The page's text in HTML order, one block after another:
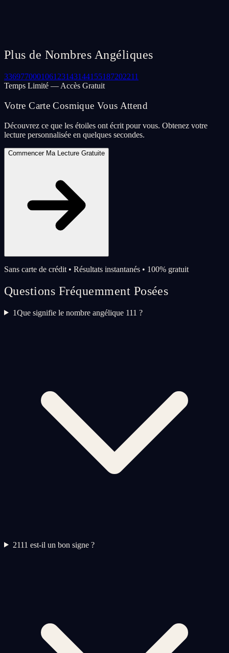
Plus de Nombres Angéliques
336977000106123143144155187202211
Temps Limité — Accès Gratuit
Votre Carte Cosmique Vous Attend
Découvrez ce que les étoiles ont écrit pour vous. Obtenez votre
lecture personnalisée en quelques secondes.
Commencer Ma Lecture Gratuite
Sans carte de crédit • Résultats instantanés • 100% gratuit
Questions Fréquemment Posées
1Que signifie le nombre angélique 111 ?
2111 est-il un bon signe ?